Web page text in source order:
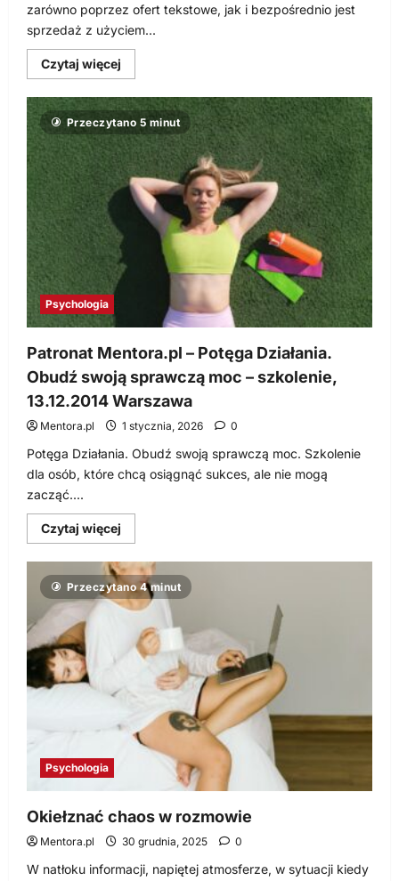
zarówno poprzez ofert tekstowe, jak i bezpośrednio jest
sprzedaż z użyciem...
Czytaj więcej
się
o
Dowód
społeczny
–
skuteczna
technika
sprzedaży
Przeczytano 5 minut
Psychologia
Patronat Mentora.pl – Potęga Działania.
Obudź swoją sprawczą moc – szkolenie,
13.12.2014 Warszawa
Mentora.pl 1 stycznia, 2026 0
Potęga Działania. Obudź swoją sprawczą moc. Szkolenie
dla osób, które chcą osiągnąć sukces, ale nie mogą
zacząć....
Czytaj więcej
się
o
Patronat
Mentora.pl
–
Potęga
Działania.
Obudź
swoją
sprawczą
–
szkolenie,
13.12.2014
Warszawa
Przeczytano 4 minut
Psychologia
Okiełznać chaos w rozmowie
Mentora.pl 30 grudnia, 2025 0
W natłoku informacji, napiętej atmosferze, w sytuacji kiedy